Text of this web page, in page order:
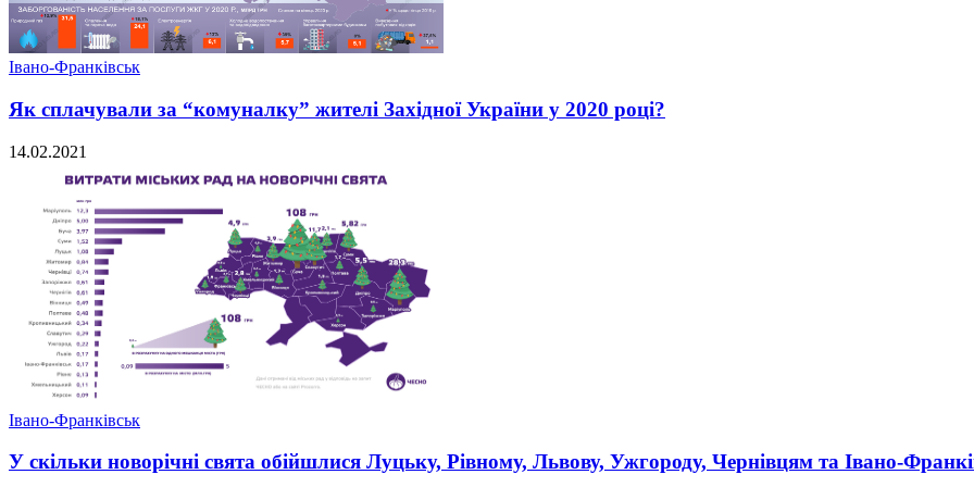
Івано-Франківськ
Як сплачували за “комуналку” жителі Західної України у 2020 році?
14.02.2021
Івано-Франківськ
У скільки новорічні свята обійшлися Луцьку, Рівному, Львову, Ужгороду, Чернівцям та Івано-